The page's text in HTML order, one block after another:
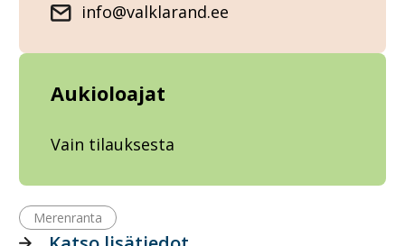
info@valklarand.ee
Aukioloajat
Vain tilauksesta
Merenranta